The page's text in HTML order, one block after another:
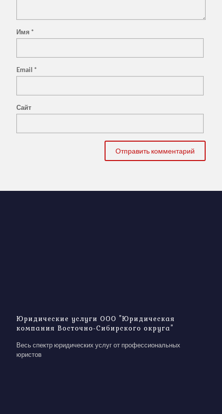
Имя *
Email *
Сайт
Юридические услуги ООО "Юридическая
компания Восточно-Сибирского округа"
Весь спектр юридических услуг от профессиональных
юристов